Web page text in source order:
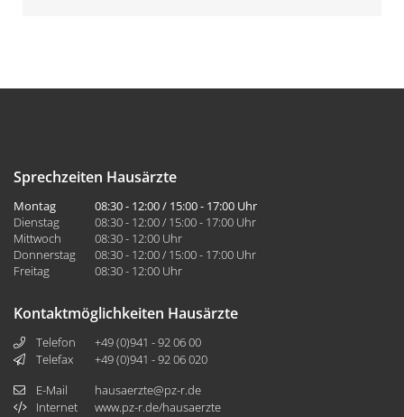
Sprechzeiten Hausärzte
Montag
08:30 - 12:00 / 15:00 - 17:00 Uhr
Dienstag
08:30 - 12:00 / 15:00 - 17:00 Uhr
Mittwoch
08:30 - 12:00 Uhr
Donnerstag
08:30 - 12:00 / 15:00 - 17:00 Uhr
Freitag
08:30 - 12:00 Uhr
Kontaktmöglichkeiten Hausärzte
Telefon
+49 (0)941 - 92 06 00
Telefax
+49 (0)941 - 92 06 020
E-Mail
hausaerzte@pz-r.de
Internet
www.pz-r.de/hausaerzte